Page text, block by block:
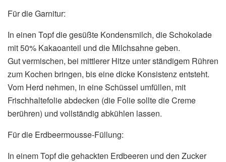
Für die Garnitur:
In einen Topf die gesüßte Kondensmilch, die Schokolade
mit 50% Kakaoanteil und die Milchsahne geben.
Gut vermischen, bei mittlerer Hitze unter ständigem Rühren
zum Kochen bringen, bis eine dicke Konsistenz entsteht.
Vom Herd nehmen, in eine Schüssel umfüllen, mit
Frischhaltefolie abdecken (die Folie sollte die Creme
berühren) und vollständig abkühlen lassen.
Für die Erdbeermousse-Füllung:
In einem Topf die gehackten Erdbeeren und den Zucker